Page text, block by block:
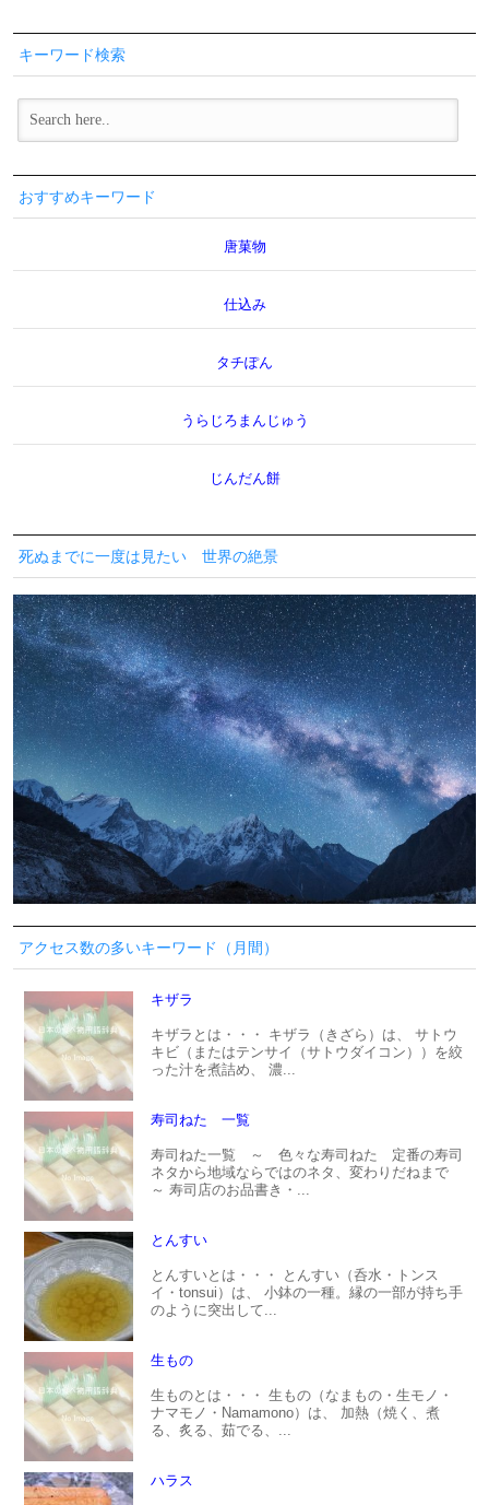
キーワード検索
おすすめキーワード
唐菓物
仕込み
タチぽん
うらじろまんじゅう
じんだん餅
死ぬまでに一度は見たい 世界の絶景
アクセス数の多いキーワード（月間）
キザラ
キザラとは・・・ キザラ（きざら）は、 サトウ
キビ（またはテンサイ（サトウダイコン））を絞
った汁を煮詰め、 濃...
寿司ねた 一覧
寿司ねた一覧 ～ 色々な寿司ねた 定番の寿司
ネタから地域ならではのネタ、変わりだねまで
～ 寿司店のお品書き・...
とんすい
とんすいとは・・・ とんすい（呑水・トンス
イ・tonsui）は、 小鉢の一種。縁の一部が持ち手
のように突出して...
生もの
生ものとは・・・ 生もの（なまもの・生モノ・
ナマモノ・Namamono）は、 加熱（焼く、煮
る、炙る、茹でる、...
ハラス